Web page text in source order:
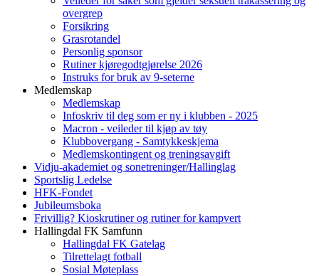
overgrep
Forsikring
Grasrotandel
Personlig sponsor
Rutiner kjøregodtgjørelse 2026
Instruks for bruk av 9-seterne
Medlemskap
Medlemskap
Infoskriv til deg som er ny i klubben - 2025
Macron - veileder til kjøp av tøy
Klubbovergang - Samtykkeskjema
Medlemskontingent og treningsavgift
Vidju-akademiet og sonetreninger/Hallinglag
Sportslig Ledelse
HFK-Fondet
Jubileumsboka
Frivillig? Kioskrutiner og rutiner for kampvert
Hallingdal FK Samfunn
Hallingdal FK Gatelag
Tilrettelagt fotball
Sosial Møteplass